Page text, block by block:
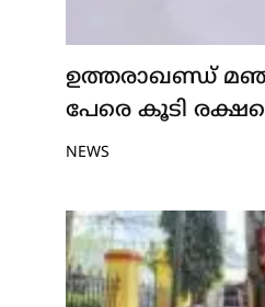
ഉത്തരാഖണ്ഡ്
പേരെ കൂടി
NEWS